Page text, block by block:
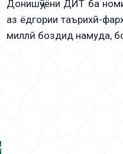
Донишҷӯёни ДИТ ба
аз ёдгории таърихӣ-
миллӣ боздид намуда,